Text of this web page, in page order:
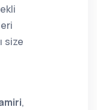
size
,